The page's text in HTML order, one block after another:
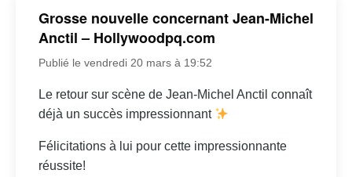
Grosse nouvelle concernant Jean-Michel
Anctil – Hollywoodpq.com
Publié le vendredi 20 mars à 19:52
Le retour sur scène de Jean-Michel Anctil connaît
déjà un succès impressionnant
Félicitations à lui pour cette impressionnante
réussite!